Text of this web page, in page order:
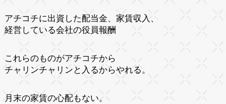
アチコチに出資した配当金、家賃収入、
経営している会社の役員報酬
これらのものがアチコチから
チャリンチャリンと入るからやれる。
月末の家賃の心配もない。